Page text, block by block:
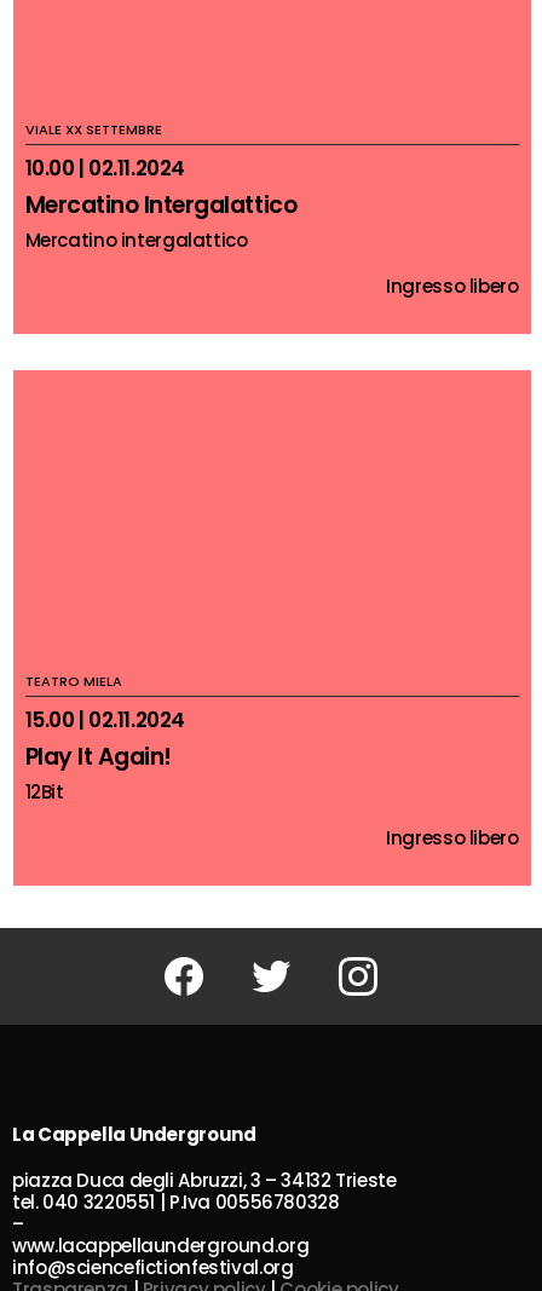
VIALE XX SETTEMBRE
10.00 | 02.11.2024
Mercatino Intergalattico
Mercatino intergalattico
Ingresso libero
TEATRO MIELA
15.00 | 02.11.2024
Play It Again!
12Bit
Ingresso libero
Facebook Twitter Instagram
La Cappella Underground
piazza Duca degli Abruzzi, 3 – 34132 Trieste
tel. 040 3220551 | P.Iva 00556780328
–
www.lacappellaunderground.org
info@sciencefictionfestival.org